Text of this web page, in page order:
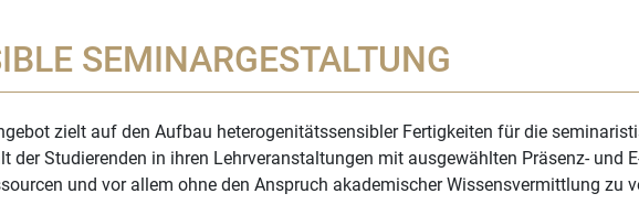
SEMINARGESTALTUNG
zielt auf den Aufbau heterogenitätssensibler Fertigkeiten für die
der Studierenden in ihren Lehrveranstaltungen mit ausgewählten Präsenz- und
und vor allem ohne den Anspruch akademischer Wissensvermittlung zu